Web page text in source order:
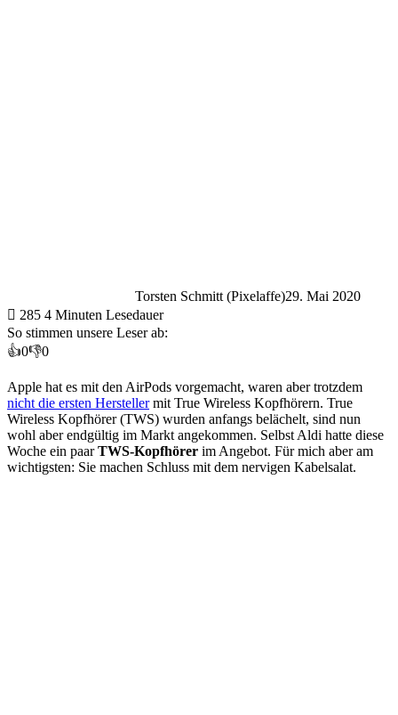
Torsten Schmitt (Pixelaffe)29. Mai 2020
285 4 Minuten Lesedauer
So stimmen unsere Leser ab:
👍0👎0
Apple hat es mit den AirPods vorgemacht, waren aber trotzdem
nicht die ersten Herstellermit True Wireless Kopfhörern. True
Wireless Kopfhörer (TWS) wurden anfangs belächelt, sind nun
wohl aber endgültig im Markt angekommen. Selbst Aldi hatte diese
Woche ein paarTWS-Kopfhörer im Angebot. Für mich aber am
wichtigsten: Sie machen Schluss mit dem nervigen Kabelsalat.